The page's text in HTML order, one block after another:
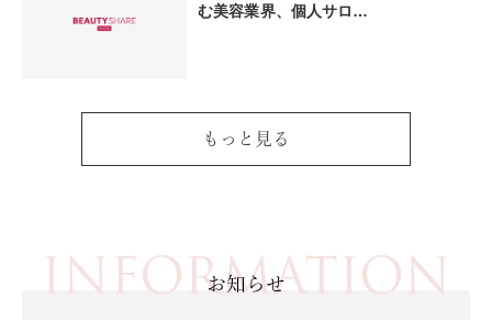
む美容業界、個人サロ…
もっと見る
INFORMATION
お知らせ